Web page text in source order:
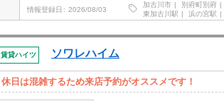
情報登録日 2026/08/03
加古川市 別府町別府
東加古川駅
浜の宮駅
賃貸ハイツ ソワレハイム
休日は混雑するため来店予約がオススメです！